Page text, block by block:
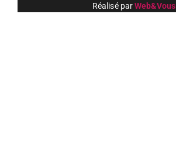
Réalisé parWeb&Vous